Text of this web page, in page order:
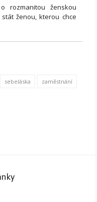
rozmanitou ženskou
ženou, kterou chce
sebeláska zaměstnání